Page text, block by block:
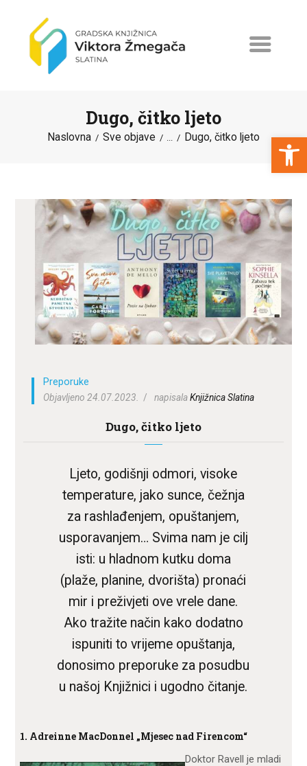
Open toolbar
Dugo, čitko ljeto
Naslovna Sve objave ... Dugo, čitko ljeto
NOVOSTI
ERASMUS+
PROGRAMI I PROJEKTI
KATALOG
O KNJIŽNICI
ZA KORISNIKE
ODJELI
DOKUMENTI
KONTAKT
Preporuke
Objavljeno 24.07.2023.
napisalaKnjižnica Slatina
Dugo, čitko ljeto
Ljeto, godišnji odmori, visoke
temperature, jako sunce, čežnja
za rashlađenjem, opuštanjem,
usporavanjem… Svima nam je cilj
isti: u hladnom kutku doma
(plaže, planine, dvorišta) pronaći
mir i preživjeti ove vrele dane.
Ako tražite način kako dodatno
ispuniti to vrijeme opuštanja,
donosimo preporuke za posudbu
u našoj Knjižnici i ugodno čitanje.
1. Adreinne MacDonnel „Mjesec nad Firencom“
Doktor Ravell je mladi